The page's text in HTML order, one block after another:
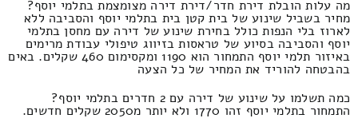
מה עלות הובלת דירת חדר/דירת דירה מצומצמת בתלמי יוסף?
מחיר בשביל שינוע של בית קטן בית בתלמי יוסף והסביבה ללא
לארוז בלי הנפות כולל בחירת שינוע של דירה עם מחסן בתלמי
יוסף והסביבה בסיוע של טראסות בזיווג טיפולי עבודת מרימים
באיזור תלמי יוסף התמחור הוא 1190 ומקסימום 460 שקלים. באים
בהבטחה להוריד את המחיר של כל הצעה
כמה תשלמו על שינוע של דירה עם 2 חדרים בתלמי יוסף?
התמחור בתלמי יוסף זהו 1770 ולא יותר מ2050 שקלים חדשים.